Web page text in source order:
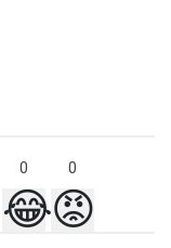
0 0
😂😡